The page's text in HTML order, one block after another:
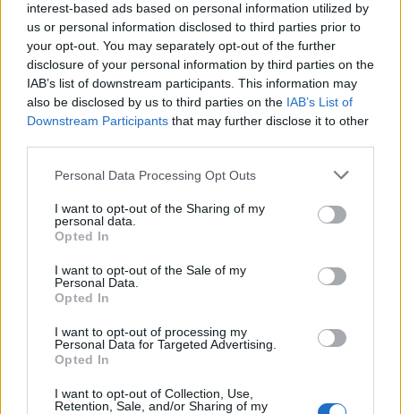
interest-based ads based on personal information utilized by
us or personal information disclosed to third parties prior to
your opt-out. You may separately opt-out of the further
disclosure of your personal information by third parties on the
IAB’s list of downstream participants. This information may
also be disclosed by us to third parties on the IAB’s List of
Downstream Participants that may further disclose it to other
Please note that this website/app uses one or more Google
not limited to your visit or usage behaviour. You may click to
grant or deny consent to Google and its third-party tags to
use your data for below specified purposes in below Google
consent section.
Personal Data Processing Opt Outs
I want to opt-out of the Sharing of my
personal data.
Opted In
I want to opt-out of the Sale of my
Personal Data.
Opted In
I want to opt-out of processing my
Personal Data for Targeted Advertising.
Opted In
I want to opt-out of Collection, Use,
Retention, Sale, and/or Sharing of my
Το παρακάτω Infographic παρουσιάζει μερικά από τα
χαρακτηριστικά και τις λειτουργίες που πιθανότατα
θα δούμε στα smartphones μέσα στα επόμενα χρόνια.
Click για Full Size: